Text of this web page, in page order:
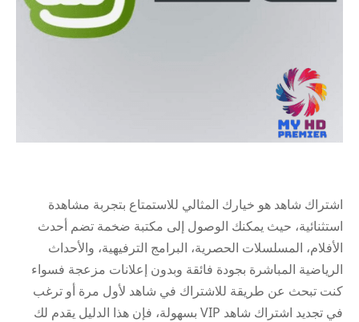
اشتراك شاهد هو خيارك المثالي للاستمتاع بتجربة مشاهدة
استثنائية، حيث يمكنك الوصول إلى مكتبة ضخمة تضم أحدث
الأفلام، المسلسلات الحصرية، البرامج الترفيهية، والأحداث
الرياضية المباشرة بجودة فائقة وبدون إعلانات مزعجة فسواء
كنت تبحث عن طريقة للاشتراك في شاهد لأول مرة أو ترغب
في تجديد اشتراك شاهد VIP بسهولة، فإن هذا الدليل يقدم لك